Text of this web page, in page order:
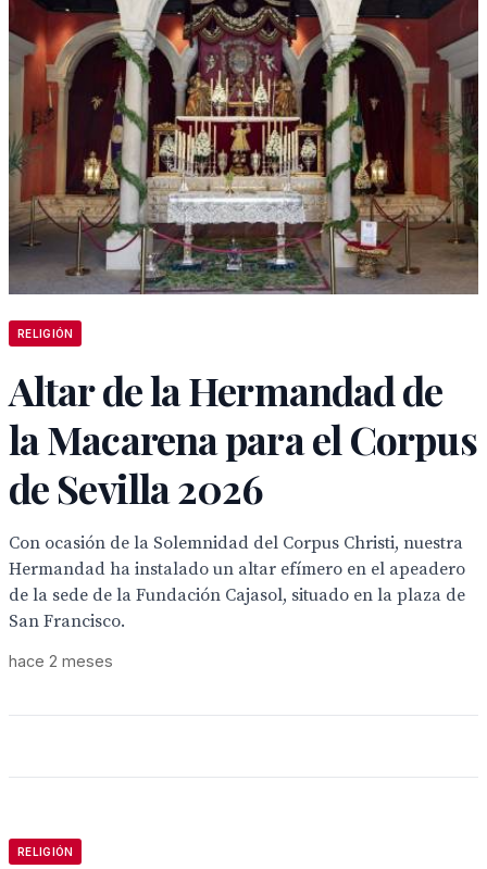
RELIGIÓN
Altar de la Hermandad de
la Macarena para el Corpus
de Sevilla 2026
Con ocasión de la Solemnidad del Corpus Christi, nuestra
Hermandad ha instalado un altar efímero en el apeadero
de la sede de la Fundación Cajasol, situado en la plaza de
San Francisco.
hace 2 meses
RELIGIÓN